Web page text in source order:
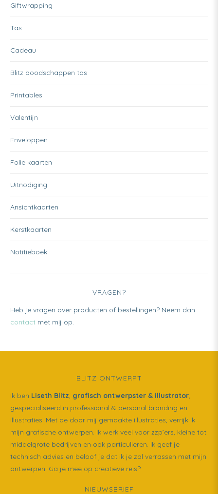
Giftwrapping
Tas
Cadeau
Blitz boodschappen tas
Printables
Valentijn
Enveloppen
Folie kaarten
Uitnodiging
Ansichtkaarten
Kerstkaarten
Notitieboek
VRAGEN?
Heb je vragen over producten of bestellingen? Neem dan
contact met mij op.
BLITZ ONTWERPT
Ik ben Liseth Blitz, grafisch ontwerpster & illustrator,
gespecialiseerd in professional & personal branding en
illustraties. Met de door mij gemaakte illustraties, verrijk ik
mijn grafische ontwerpen. Ik werk veel voor zzp’ers, kleine tot
middelgrote bedrijven en ook particulieren. Ik geef je
technisch advies en beloof je dat ik je zal verrassen met mijn
ontwerpen! Ga je mee op creatieve reis?
NIEUWSBRIEF